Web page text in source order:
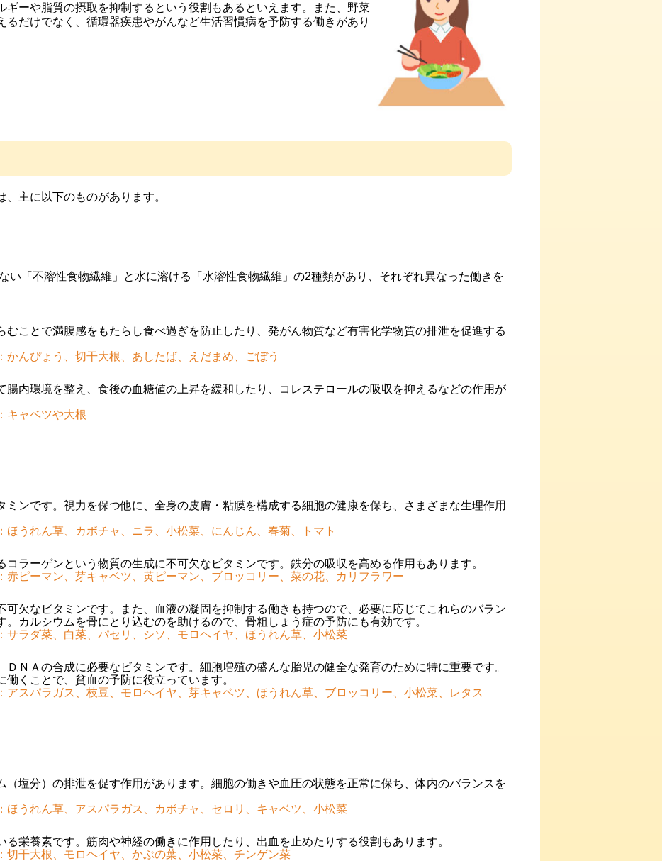
ギーや脂質の摂取を抑制するという役割もあるといえます。また、野菜
るだけでなく、循環器疾患やがんなど生活習慣病を予防する働きがあり
主に以下のものがあります。
「不溶性食物繊維」と水に溶ける「水溶性食物繊維」の2種類があり、それぞれ異なった働きを
むことで満腹感をもたらし食べ過ぎを防止したり、発がん物質など有害化学物質の排泄を促進する
かんぴょう、切干大根、あしたば、えだまめ、ごぼう
腸内環境を整え、食後の血糖値の上昇を緩和したり、コレステロールの吸収を抑えるなどの作用が
キャベツや大根
ミンです。視力を保つ他に、全身の皮膚・粘膜を構成する細胞の健康を保ち、さまざまな生理作用
ほうれん草、カボチャ、ニラ、小松菜、にんじん、春菊、トマト
コラーゲンという物質の生成に不可欠なビタミンです。鉄分の吸収を高める作用もあります。
赤ピーマン、芽キャベツ、黄ピーマン、ブロッコリー、菜の花、カリフラワー
可欠なビタミンです。また、血液の凝固を抑制する働きも持つので、必要に応じてこれらのバラン
。カルシウムを骨にとり込むのを助けるので、骨粗しょう症の予防にも有効です。
サラダ菜、白菜、パセリ、シソ、モロヘイヤ、ほうれん草、小松菜
ＤＮＡの合成に必要なビタミンです。細胞増殖の盛んな胎児の健全な発育のために特に重要です。
働くことで、貧血の予防に役立っています。
アスパラガス、枝豆、モロヘイヤ、芽キャベツ、ほうれん草、ブロッコリー、小松菜、レタス
（塩分）の排泄を促す作用があります。細胞の働きや血圧の状態を正常に保ち、体内のバランスを
ほうれん草、アスパラガス、カボチャ、セロリ、キャベツ、小松菜
る栄養素です。筋肉や神経の働きに作用したり、出血を止めたりする役割もあります。
切干大根、モロヘイヤ、かぶの葉、小松菜、チンゲン菜